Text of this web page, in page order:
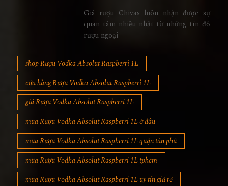
Giá rượu Chivas luôn nhận được sự
quan tâm nhiều nhất từ những tín đồ
rượu ngoại
shop Rượu Vodka Absolut Raspberri 1L
cửa hàng Rượu Vodka Absolut Raspberri 1L
giá Rượu Vodka Absolut Raspberri 1L
mua Rượu Vodka Absolut Raspberri 1L ở đâu
mua Rượu Vodka Absolut Raspberri 1L quận tân phú
mua Rượu Vodka Absolut Raspberri 1L tphcm
mua Rượu Vodka Absolut Raspberri 1L uy tín giả rẻ